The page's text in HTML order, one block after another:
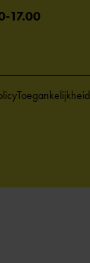
17.00
Toegankelijkheid